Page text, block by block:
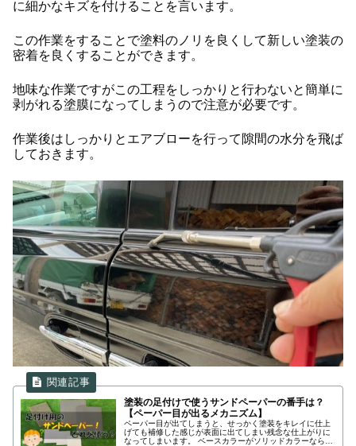
に細かなキズを付けることを言います。
この作業をすることで塗料のノリを良くして新しい塗装の
密着を良くすることができます。
地味な作業ですがこの工程をしっかりと行わないと簡単に
剥がれる塗膜になってしまうので注意が必要です。
作業後はしっかりとエアブローを行って隙間の水分を飛ば
しておきます。
塗装の足付けで使うサンドペーパーの番手は？
【ペーパー目が出るメカニズム】
ペーパー目が出てしまうと、せっかく塗装をキレイに仕上
げても補修した感じが表面に出てしまい残念な仕上がりに
なってしまいます。 ベースカラーがソリッドカラーなら比